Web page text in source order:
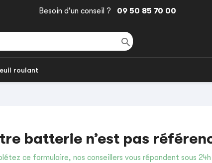
Besoin d'un conseil ? 09 50 85 70 00

roulant
batterie n’est pas
ce formulaire, nos conseillers vous répondent sous 24h